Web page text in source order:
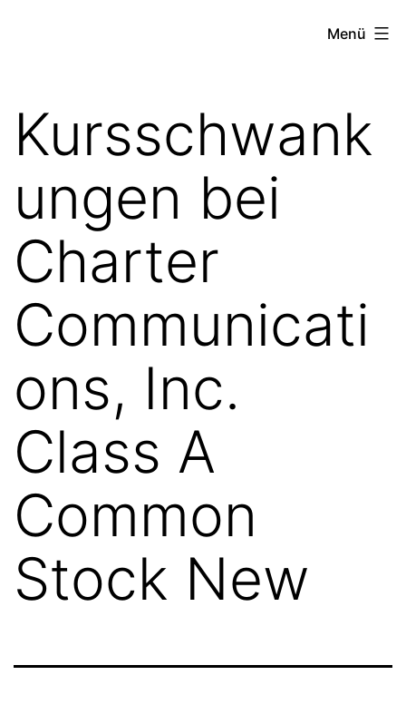
project
Menü
Kursschwank
ungen bei
Charter
Communicati
ons, Inc.
Class A
Common
Stock New